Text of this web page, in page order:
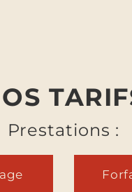
Prestations :